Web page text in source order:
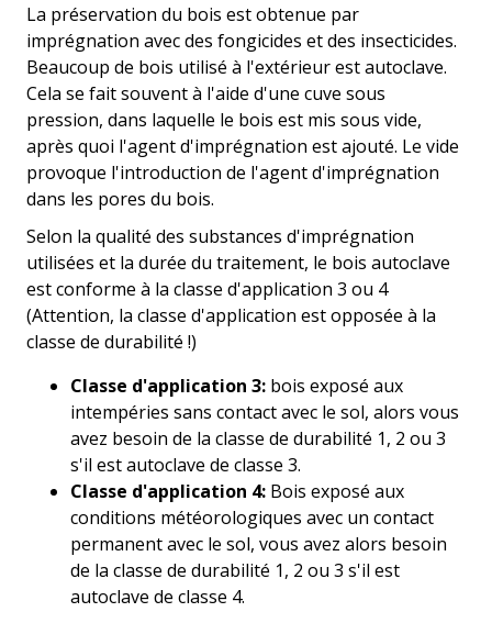
La préservation du bois est obtenue par
imprégnation avec des fongicides et des insecticides.
Beaucoup de bois utilisé à l'extérieur est autoclave.
Cela se fait souvent à l'aide d'une cuve sous
pression, dans laquelle le bois est mis sous vide,
après quoi l'agent d'imprégnation est ajouté. Le vide
provoque l'introduction de l'agent d'imprégnation
dans les pores du bois.
Selon la qualité des substances d'imprégnation
utilisées et la durée du traitement, le bois autoclave
est conforme à la classe d'application 3 ou 4
(Attention, la classe d'application est opposée à la
classe de durabilité !)
Classe d'application 3: bois exposé aux
intempéries sans contact avec le sol, alors vous
avez besoin de la classe de durabilité 1, 2 ou 3
s'il est autoclave de classe 3.
Classe d'application 4: Bois exposé aux
conditions météorologiques avec un contact
permanent avec le sol, vous avez alors besoin
de la classe de durabilité 1, 2 ou 3 s'il est
autoclave de classe 4.